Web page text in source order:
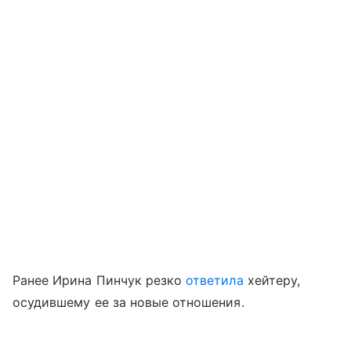
Ранее Ирина Пинчук резкоответила хейтеру,
осудившему ее за новые отношения.